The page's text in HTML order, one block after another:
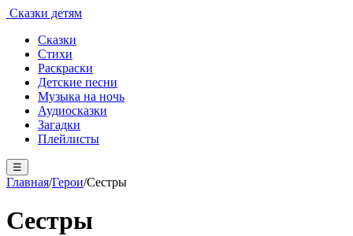
Сказки детям
Сказки
Стихи
Раскраски
Детские песни
Музыка на ночь
Аудиосказки
Загадки
Плейлисты
☰
Главная/Герои/Сестры
Сестры